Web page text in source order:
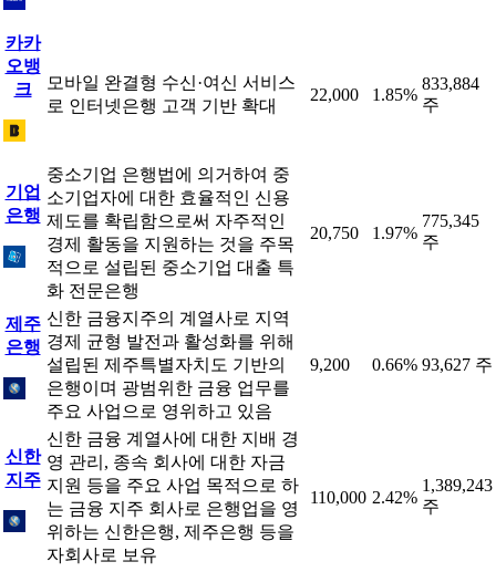
카카
오뱅
크
모바일 완결형 수신·여신 서비스
로 인터넷은행 고객 기반 확대
22,000 1.85%
833,884
주
기업
은행
중소기업 은행법에 의거하여 중
소기업자에 대한 효율적인 신용
제도를 확립함으로써 자주적인
경제 활동을 지원하는 것을 주목
적으로 설립된 중소기업 대출 특
화 전문은행
20,750 1.97%
775,345
주
제주
은행
신한 금융지주의 계열사로 지역
경제 균형 발전과 활성화를 위해
설립된 제주특별자치도 기반의
은행이며 광범위한 금융 업무를
주요 사업으로 영위하고 있음
9,200 0.66% 93,627 주
신한
지주
신한 금융 계열사에 대한 지배 경
영 관리, 종속 회사에 대한 자금
지원 등을 주요 사업 목적으로 하
는 금융 지주 회사로 은행업을 영
위하는 신한은행, 제주은행 등을
자회사로 보유
110,000 2.42%
1,389,243
주